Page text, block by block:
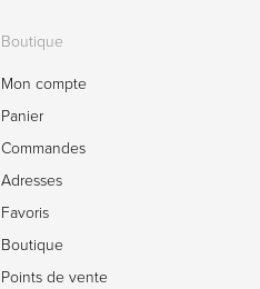
Boutique
Mon compte
Panier
Commandes
Adresses
Favoris
Boutique
Points de vente